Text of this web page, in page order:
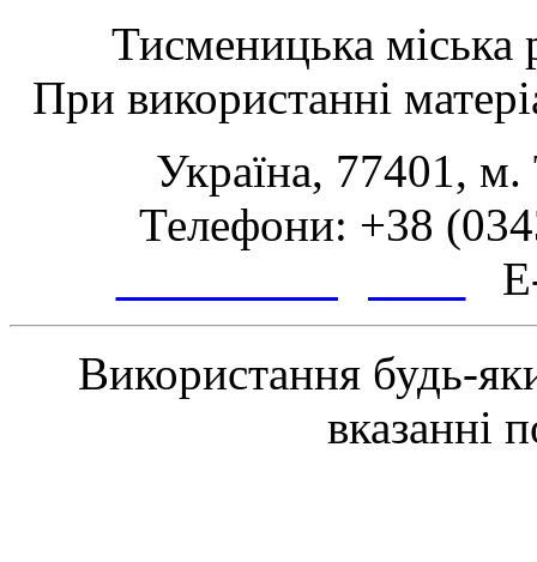
Тисменицька міська
При використанні
Україна, 77401,
Телефони: +38
Використання будь-
вказанні